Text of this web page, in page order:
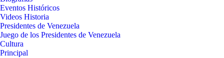
Eventos Históricos
Videos Historia
Presidentes de Venezuela
Juego de los Presidentes de Venezuela
Cultura
Principal